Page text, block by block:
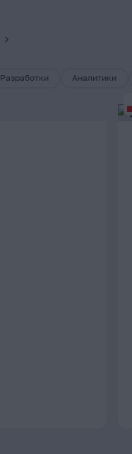
Разработки Аналитики